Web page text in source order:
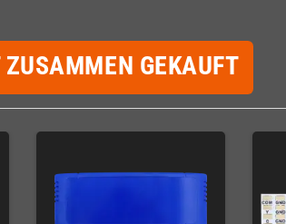
ZUSAMMEN GEKAUFT